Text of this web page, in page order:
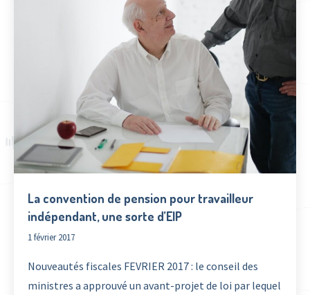
La convention de pension pour travailleur
indépendant, une sorte d’EIP
1 février 2017
Nouveautés fiscales FEVRIER 2017 : le conseil des
ministres a approuvé un avant-projet de loi par lequel